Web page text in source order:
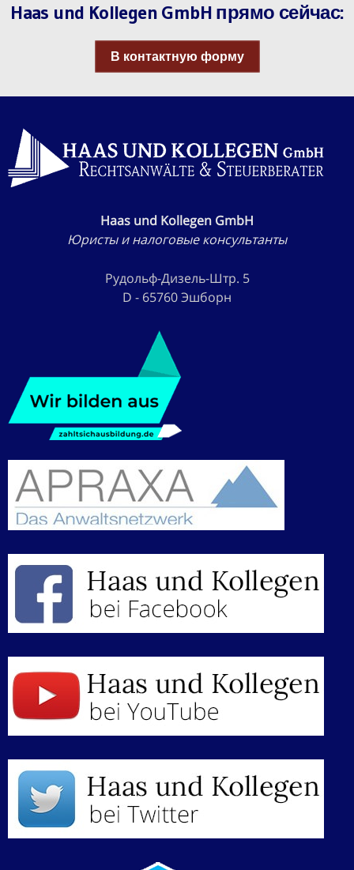
Haas und Kollegen GmbH прямо сейчас:
В контактную форму
Haas und Kollegen GmbH
Юристы и налоговые консультанты
Рудольф-Дизель-Штр. 5
D - 65760 Эшборн